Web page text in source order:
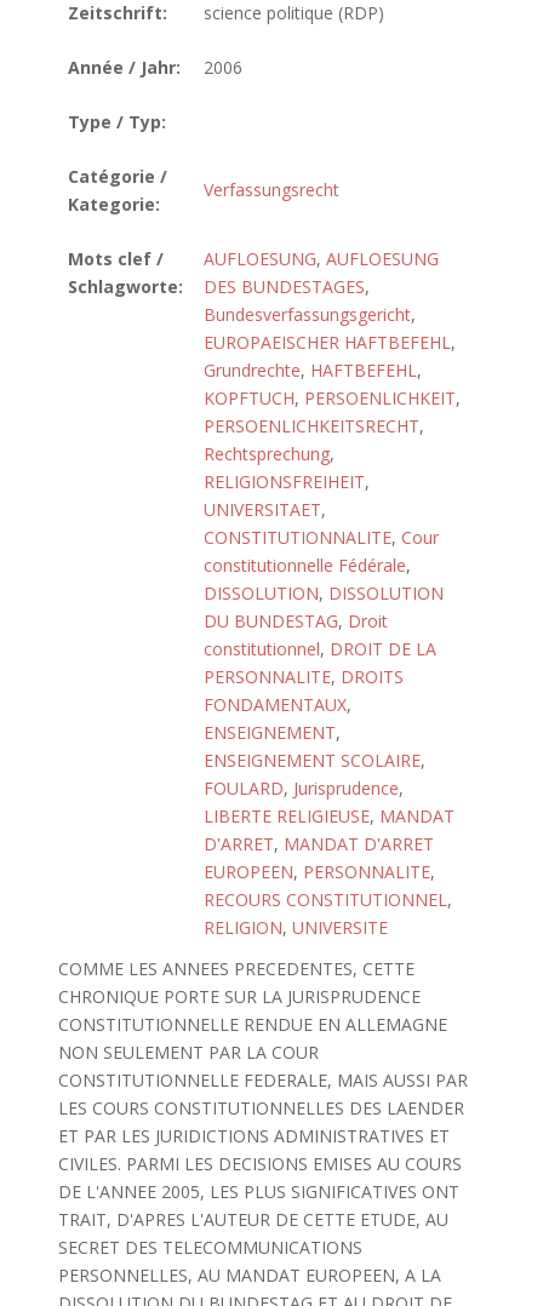
Zeitschrift:
science politique (RDP)
Année / Jahr: 2006
Type / Typ:
Catégorie /
Kategorie:
Verfassungsrecht
Mots clef /
Schlagworte:
AUFLOESUNG, AUFLOESUNG
DES BUNDESTAGES,
Bundesverfassungsgericht,
EUROPAEISCHER HAFTBEFEHL,
Grundrechte, HAFTBEFEHL,
KOPFTUCH, PERSOENLICHKEIT,
PERSOENLICHKEITSRECHT,
Rechtsprechung,
RELIGIONSFREIHEIT,
UNIVERSITAET,
CONSTITUTIONNALITE, Cour
constitutionnelle Fédérale,
DISSOLUTION, DISSOLUTION
DU BUNDESTAG, Droit
constitutionnel, DROIT DE LA
PERSONNALITE, DROITS
FONDAMENTAUX,
ENSEIGNEMENT,
ENSEIGNEMENT SCOLAIRE,
FOULARD, Jurisprudence,
LIBERTE RELIGIEUSE, MANDAT
D'ARRET, MANDAT D'ARRET
EUROPEEN, PERSONNALITE,
RECOURS CONSTITUTIONNEL,
RELIGION, UNIVERSITE
COMME LES ANNEES PRECEDENTES, CETTE
CHRONIQUE PORTE SUR LA JURISPRUDENCE
CONSTITUTIONNELLE RENDUE EN ALLEMAGNE
NON SEULEMENT PAR LA COUR
CONSTITUTIONNELLE FEDERALE, MAIS AUSSI PAR
LES COURS CONSTITUTIONNELLES DES LAENDER
ET PAR LES JURIDICTIONS ADMINISTRATIVES ET
CIVILES. PARMI LES DECISIONS EMISES AU COURS
DE L'ANNEE 2005, LES PLUS SIGNIFICATIVES ONT
TRAIT, D'APRES L'AUTEUR DE CETTE ETUDE, AU
SECRET DES TELECOMMUNICATIONS
PERSONNELLES, AU MANDAT EUROPEEN, A LA